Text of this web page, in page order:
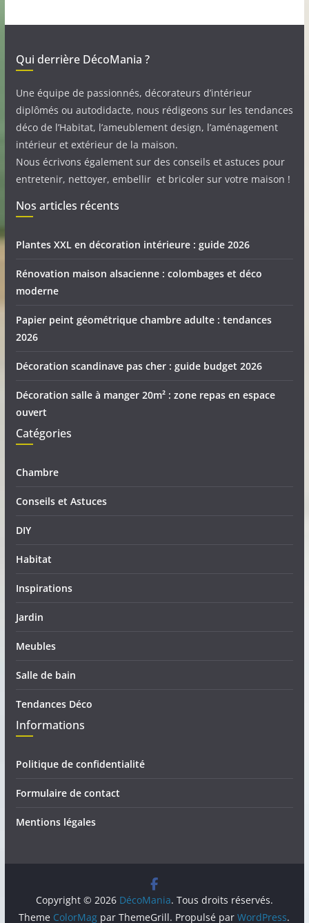
Qui derrière DécoMania ?
Une équipe de passionnés, décorateurs d’intérieur
diplômés ou autodidacte, nous rédigeons sur les tendances
déco de l’Habitat, l’ameublement design, l’aménagement
intérieur et extérieur de la maison.
Nous écrivons également sur des conseils et astuces pour
entretenir, nettoyer, embellir et bricoler sur votre maison !
Nos articles récents
Plantes XXL en décoration intérieure : guide 2026
Rénovation maison alsacienne : colombages et déco
moderne
Papier peint géométrique chambre adulte : tendances
2026
Décoration scandinave pas cher : guide budget 2026
Décoration salle à manger 20m² : zone repas en espace
ouvert
Catégories
Chambre
Conseils et Astuces
DIY
Habitat
Inspirations
Jardin
Meubles
Salle de bain
Tendances Déco
Informations
Politique de confidentialité
Formulaire de contact
Mentions légales
Copyright © 2026 DécoMania. Tous droits réservés.
Theme ColorMag par ThemeGrill. Propulsé parWordPress.